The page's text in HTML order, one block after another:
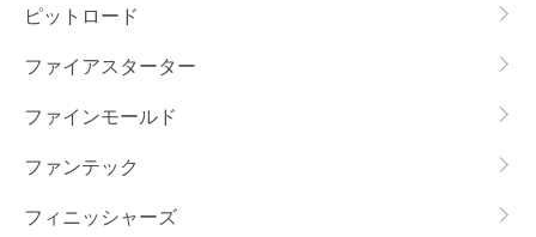
ピットロード
ファイアスターター
ファインモールド
ファンテック
フィニッシャーズ